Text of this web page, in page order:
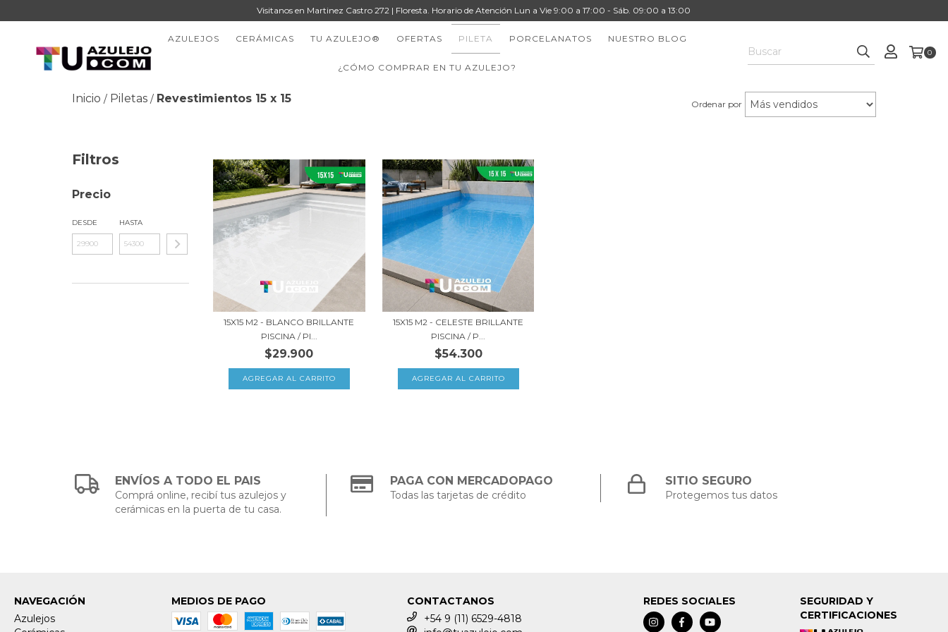
Visitanos en Martinez Castro 272 | Floresta. Horario de Atención Lun a Vie 9:00 a 17:00 - Sáb. 09:00 a 13:00
AZULEJOS CERÁMICAS TU AZULEJO® OFERTAS PILETA PORCELANATOS NUESTRO BLOG
¿CÓMO COMPRAR EN TU AZULEJO?
0
Inicio / Piletas / Revestimientos 15 x 15 Ordenar por
Filtros
Precio
DESDE HASTA
15X15 M2 - BLANCO BRILLANTE
PISCINA / PI...
$29.900
15X15 M2 - CELESTE BRILLANTE
PISCINA / P...
$54.300
ENVÍOS A TODO EL PAIS
Comprá online, recibí tus azulejos y
cerámicas en la puerta de tu casa.
PAGA CON MERCADOPAGO
Todas las tarjetas de crédito
SITIO SEGURO
Protegemos tus datos
NAVEGACIÓN
Azulejos
MEDIOS DE PAGO
CONTACTANOS
+54 9 (11) 6529-4818
REDES SOCIALES
SEGURIDAD Y
CERTIFICACIONES